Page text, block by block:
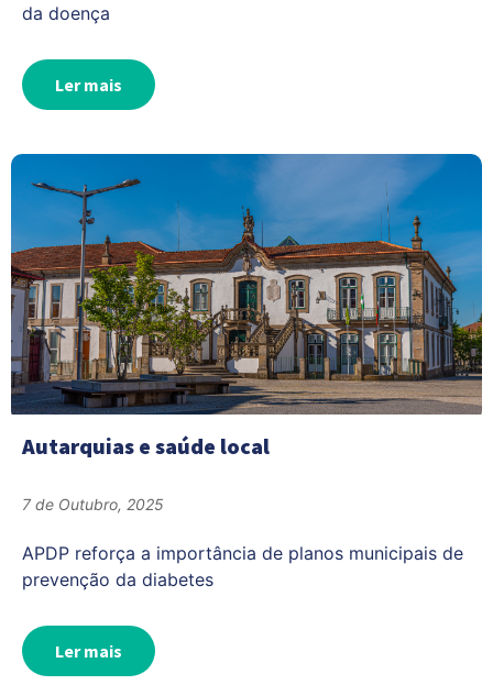
da doença
Ler mais
Autarquias e saúde local
7 de Outubro, 2025
APDP reforça a importância de planos municipais de
prevenção da diabetes
Ler mais